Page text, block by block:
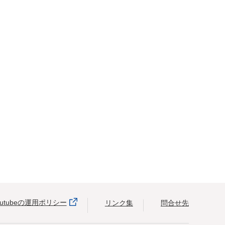
の運用ポリシー リンク集 問合せ先